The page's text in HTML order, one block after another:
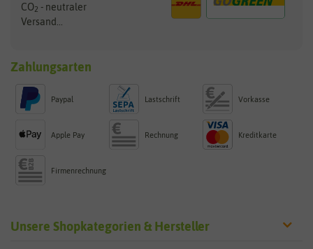
CO2 - neutraler
Versand...
Zahlungsarten
Paypal Lastschrift Vorkasse
Apple Pay Rechnung Kreditkarte
Firmenrechnung
Unsere Shopkategorien & Hersteller